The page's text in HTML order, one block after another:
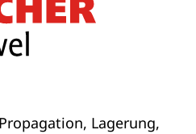
Lagerung,